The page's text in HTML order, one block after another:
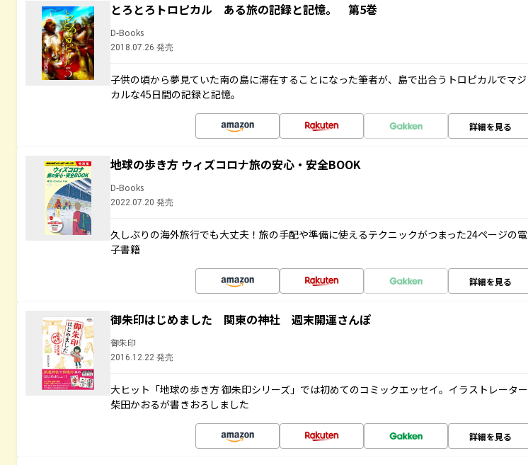
とろとろトロピカル ある旅の記録と記憶。 第5巻
D-Books
2018.07.26 発売
子供の頃から夢見ていた南の島に滞在することになった筆者が、島で出合うトロピカルでマジ
カルな45日間の記録と記憶。
詳細を見る
地球の歩き方 ウィズコロナ旅の安心・安全BOOK
D-Books
2022.07.20 発売
久しぶりの海外旅行でも大丈夫！旅の手配や準備に使えるテクニックがつまった24ページの電
子書籍
詳細を見る
御朱印はじめました 関東の神社 週末開運さんぽ
御朱印
2016.12.22 発売
大ヒット「地球の歩き方 御朱印シリーズ」では初めてのコミックエッセイ。イラストレーター
柴田かおるが書きおろしました
詳細を見る